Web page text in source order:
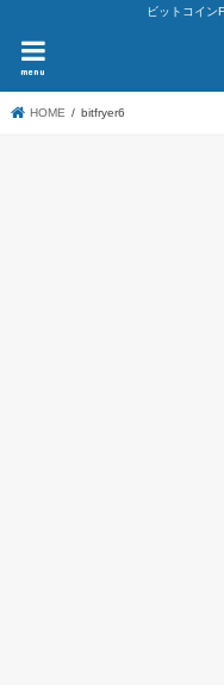
ビットコイン
menu
HOME bitfryer6